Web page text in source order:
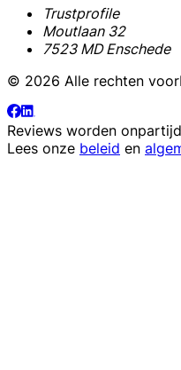
Trustprofile
Moutlaan 32
7523 MD Enschede
© 2026 Alle rechten
Reviews worden
Lees onze beleid en